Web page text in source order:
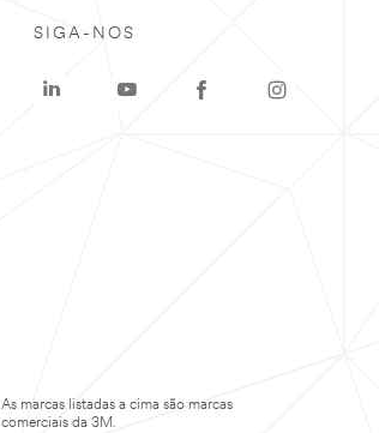
SIGA-NOS
As marcas listadas a cima são marcas
comerciais da 3M.